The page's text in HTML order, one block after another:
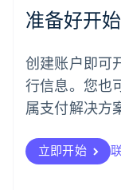
准备好开始
创建账户即可
行信息。您也
属支付解决方
立即开始
墨西哥
EspañolEnglish
English
葡萄牙
Português
日本
瑞典
Svenska English
瑞士